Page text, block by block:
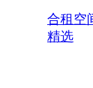
合租空
精选